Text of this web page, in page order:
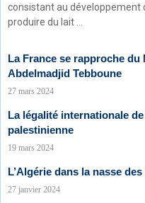
consistant au développement
produire du lait …
La France se rapproche
Abdelmadjid Tebboune
27 mars 2024
La légalité internationale
palestinienne
19 mars 2024
L’Algérie dans la nasse
27 janvier 2024